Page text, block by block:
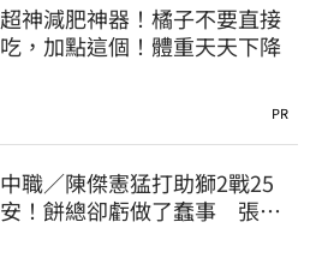
超神減肥神器！橘子不要直接
吃，加點這個！體重天天下降
PR
中職／陳傑憲猛打助獅2戰25
安！餅總卻虧做了蠢事 張翔